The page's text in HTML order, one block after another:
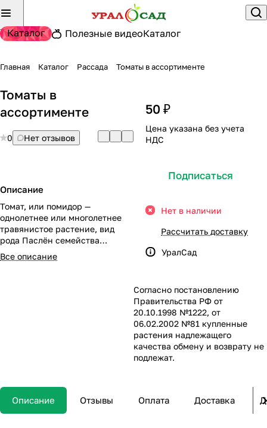
Каталог Полезные видеоКаталог
Главная Каталог Рассада Томаты в ассортименте
Томаты в
ассортименте
0 Нет отзывов
Описание
Томат, или помидор —
однолетнее или многолетнее
травянистое растение, вид
рода Паслён семейства
Паслёновые.
Все описание
50 ₽
Цена указана без учета
НДС
Подписаться
Нет в наличии
Рассчитать доставку
УралСад
Согласно постановлению
Правительства РФ от
20.10.1998 №1222, от
06.02.2002 №81 купленные
растения надлежащего
качества обмену и возврату не
подлежат.
Описание Отзывы Оплата Доставка